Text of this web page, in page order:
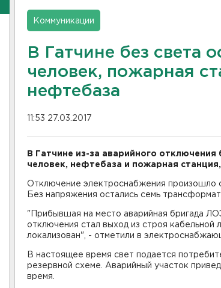
Коммуникации
В Гатчине без света
человек, пожарная
нефтебаза
11:53 27.03.2017
В Гатчине из-за аварийного отключения
человек, нефтебаза и пожарная
Отключение электроснабжения произошло
Без напряжения остались семь
"Прибывшая на место аварийная бригада
отключения стал выход из строя кабельной
локализован", - отметили в
В настоящее время свет подается
резервной схеме. Аварийный участок
время.